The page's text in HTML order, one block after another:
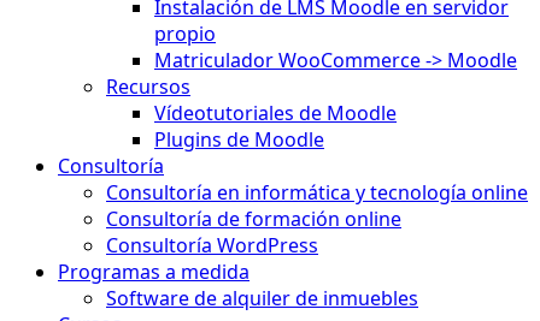
Instalación de LMS Moodle en servidor
propio
Matriculador WooCommerce -> Moodle
Recursos
Vídeotutoriales de Moodle
Plugins de Moodle
Consultoría
Consultoría en informática y tecnología online
Consultoría de formación online
Consultoría WordPress
Programas a medida
Software de alquiler de inmuebles